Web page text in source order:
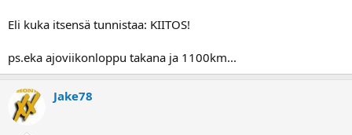
Eli kuka itsensä tunnistaa: KIITOS!
ps.eka ajoviikonloppu takana ja 1100km...
Jake78